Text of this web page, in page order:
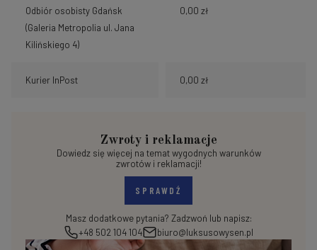
Odbiór osobisty Gdańsk
(Galeria Metropolia ul. Jana
Kilińskiego 4)
0,00 zł
Kurier InPost 0,00 zł
Zwroty i reklamacje
Dowiedz się więcej na temat wygodnych warunków
zwrotów i reklamacji!
SPRAWDŹ
Masz dodatkowe pytania? Zadzwoń lub napisz:
+48 502 104 104
biuro@luksusowysen.pl